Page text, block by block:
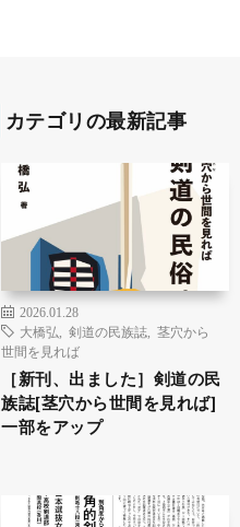
カテゴリの最新記事
2026.01.28
大橋弘
剣道の民族誌
茎穴から
世間を見れば
［新刊、出ました］剣道の民
族誌[茎穴から世間を見れば]
一部をアップ